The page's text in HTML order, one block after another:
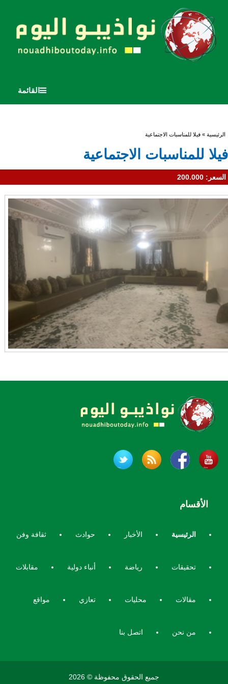
القائمة
أنت هنا
الرئيسية » فيلا للمناسبات الاجتماعية
فيلا للمناسبات الاجتماعية
السعر: 200.000
الأقسام
الرئيسية الأخبار حوادث ثقافة وفن
تحقيقات رياضة أنباء دولية مقابلات
مقالات محليات تعازي مواقع
من نحن اتصل بنا
جميع الحقوق محفوظة © 2026